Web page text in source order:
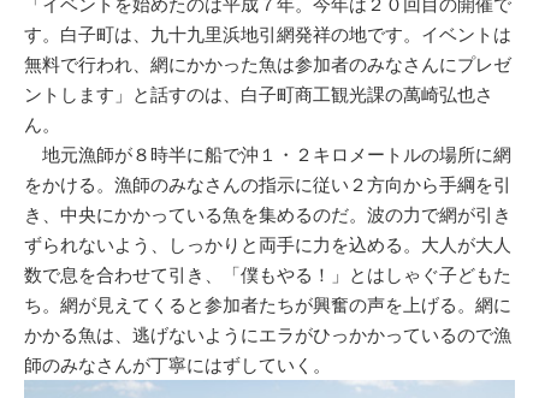
「イベントを始めたのは平成７年。今年は２０回目の開催で
す。白子町は、九十九里浜地引網発祥の地です。イベントは
無料で行われ、網にかかった魚は参加者のみなさんにプレゼ
ントします」と話すのは、白子町商工観光課の萬崎弘也さ
ん。
地元漁師が８時半に船で沖１・２キロメートルの場所に網
をかける。漁師のみなさんの指示に従い２方向から手綱を引
き、中央にかかっている魚を集めるのだ。波の力で網が引き
ずられないよう、しっかりと両手に力を込める。大人が大人
数で息を合わせて引き、「僕もやる！」とはしゃぐ子どもた
ち。網が見えてくると参加者たちが興奮の声を上げる。網に
かかる魚は、逃げないようにエラがひっかかっているので漁
師のみなさんが丁寧にはずしていく。